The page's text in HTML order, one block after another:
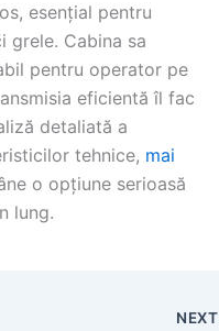
esențial pentru
grele. Cabina sa
pentru operator pe
eficientă îl fac
detaliată a
tehnice, mai
o opțiune serioasă
lung.
NEXT